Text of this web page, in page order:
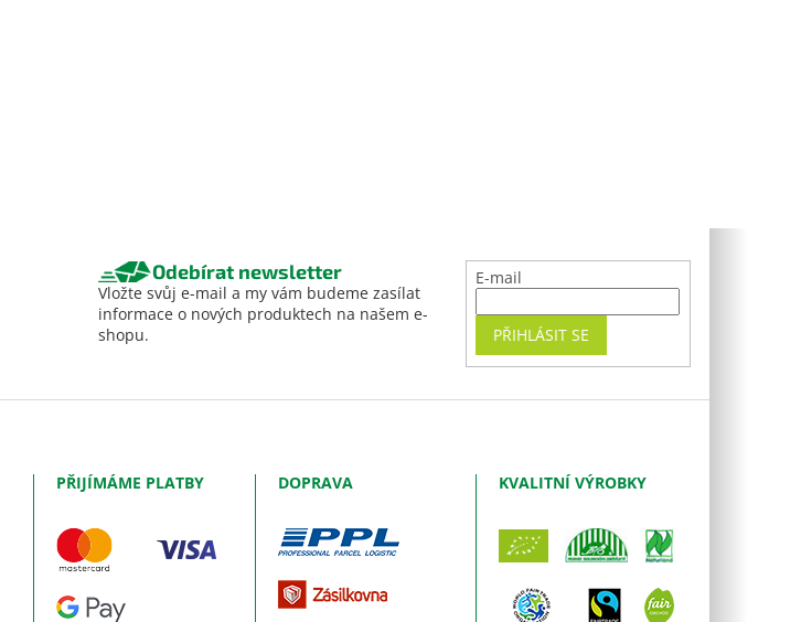
Odebírat newsletter
Vložte svůj e-mail a my vám budeme zasílat
informace o nových produktech na našem e-
shopu.
E-mail
PŘIHLÁSIT SE
PŘIJÍMÁME PLATBY DOPRAVA KVALITNÍ VÝROBKY